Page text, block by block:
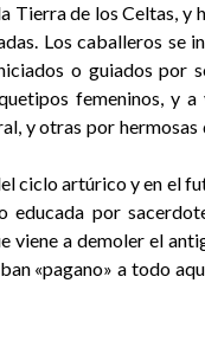
Tierra de los Celtas, y
Los caballeros se
o guiados por
femeninos, y
y otras por hermosas
ciclo artúrico y en el
educada por
viene a demoler el
«pagano» a todo